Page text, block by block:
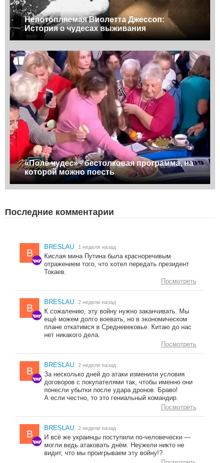
Непотопляемая Виолетта Джессоп:
История о чудесах выживания
«Поле чудес» - бестолковая программа, на
которой можно поесть
Последние комментарии
B
BRESLAU 1 неделя назад
Кислая мина Путина была красноречивым
отражением того, что хотел передать президент
Токаев.
Посмотреть
B
BRESLAU 2 недели назад
К сожалению, эту войну нужно заканчивать. Мы
ещё можем долго воевать, но в экономическом
плане откатимся в Средневековье. Китаю до нас
нет никакого дела.
Посмотреть
B
BRESLAU 2 недели назад
За несколько дней до атаки изменили условия
договоров с покупателями так, чтобы именно они
понесли убытки после удара дронов. Браво!
А если честно, то это гениальный командир.
Посмотреть
B
BRESLAU 2 недели назад
И всё же украинцы поступили по-человечески —
могли ведь атаковать днём. Неужели никто не
видит, что мы проигрываем эту войну!?